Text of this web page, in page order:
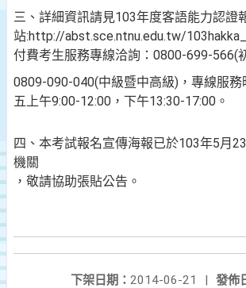
三、詳細資訊請見103年度客語能力認證
站:http://abst.sce.ntnu.edu.tw/
付費考生服務專線洽詢：0800-699-566(
0809-090-040(中級暨中高級)，專線服務
五上午9:00-12:00，下午13:30-17:00。
四、本考試報名宣傳海報已於103年5月
機關
，敬請協助張貼公告。
發佈
下架日期： 2014-06-21
|